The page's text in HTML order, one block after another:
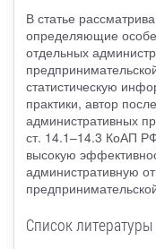
В статье
определяющие
отдельных
статистическую
практики, автор
административных
ст. 14.1–14.3 КоАП
высокую
административную
Список литературы